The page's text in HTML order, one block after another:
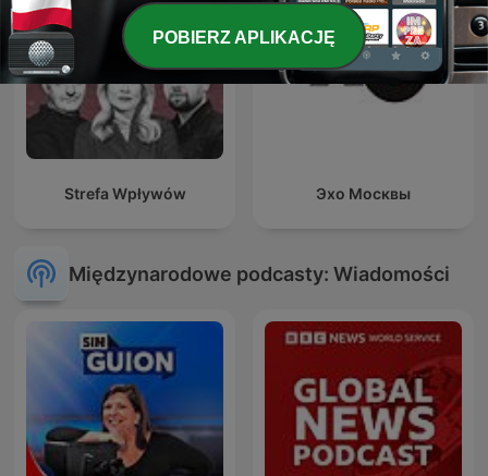
Strefa Wpływów Эхо Москвы
Międzynarodowe podcasty: Wiadomości
POBIERZ APLIKACJĘ